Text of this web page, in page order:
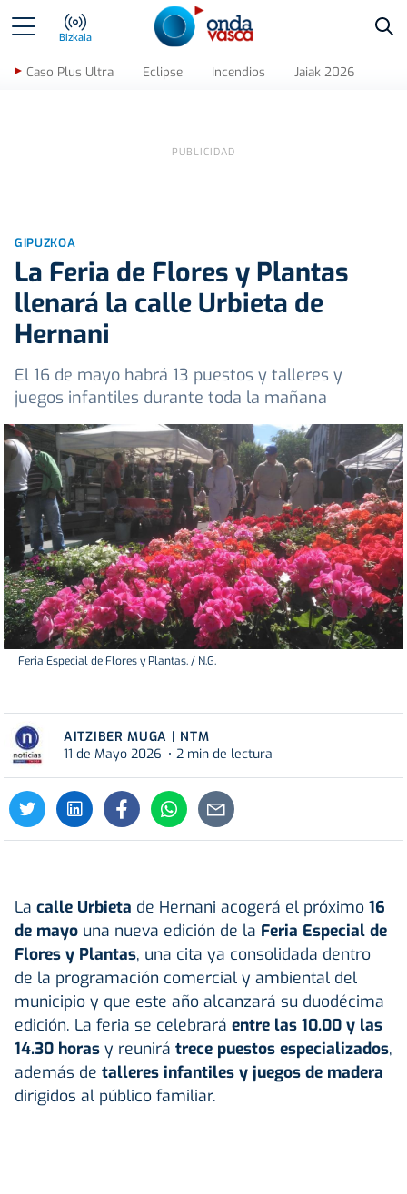
Bizkaia
Caso Plus Ultra Eclipse Incendios Jaiak 2026
GIPUZKOA
La Feria de Flores y Plantas
llenará la calle Urbieta de
Hernani
El 16 de mayo habrá 13 puestos y talleres y
juegos infantiles durante toda la mañana
Feria Especial de Flores y Plantas. / N.G.
AITZIBER MUGA | NTM
11 de Mayo 2026
2 min de lectura
La calle Urbieta de Hernani acogerá el próximo 16
de mayo una nueva edición de la Feria Especial de
Flores y Plantas, una cita ya consolidada dentro
de la programación comercial y ambiental del
municipio y que este año alcanzará su duodécima
edición. La feria se celebrará entre las 10.00 y las
14.30 horas y reunirá trece puestos especializados,
además de talleres infantiles y juegos de madera
dirigidos al público familiar.